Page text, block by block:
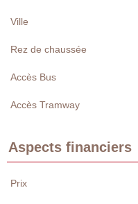
Ville
Rez de chaussée
Accès Bus
Accès Tramway
Aspects financiers
Prix